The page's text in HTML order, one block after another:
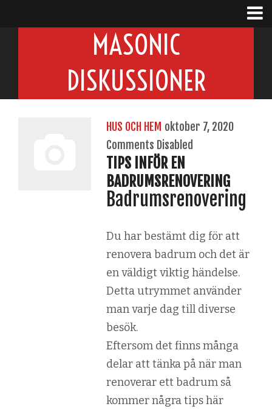
MASONIC
DISKUSSIONER
HUS OCH HEM oktober 7, 2020
Comments Disabled
TIPS INFÖR EN
BADRUMSRENOVERING
Badrumsrenovering
Du har bestämt dig för att
renovera badrum och det är
en väldigt viktig händelse.
Detta utrymmet använder
man varje dag till diverse
besök.
Eftersom det finns många
delar att tänka på när man
renoverar ett badrum så
kommer några tips här